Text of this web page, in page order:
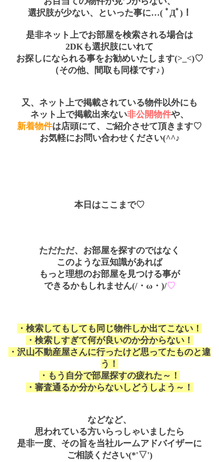
選択肢が少ない、といった事に…( ﾟДﾟ)！
是非ネット上でお部屋を検索される場合は
2DK も選択肢にいれて
お探しになられる事をお勧めいたします(>_<)♡
（その他、間取も同様です♪）
又、ネット上で掲載されている物件以外にも
ネット上で掲載出来ない非公開物件や、
新着物件は店頭にて、ご紹介させて頂きます♡
お気軽にお問い合わせください(^^♪
本日はここまで♡
ただただ、お部屋を探すのではなく
このような豆知識があれば
もっと理想のお部屋を見つける事が
できるかもしれません(/・ω・)/♡
・検索してもしても同じ物件しか出てこない！
・検索しすぎて何が良いのか分からない！
・沢山不動産屋さんに行ったけど思ってたものと違
う！
・もう自分で部屋探すの疲れた～！
・審査通るか分からないしどうしよう～！
などなど、
思われている方いらっしゃいましたら
是非一度、その旨を当社ルームアドバイザーに
ご相談ください(*'▽')